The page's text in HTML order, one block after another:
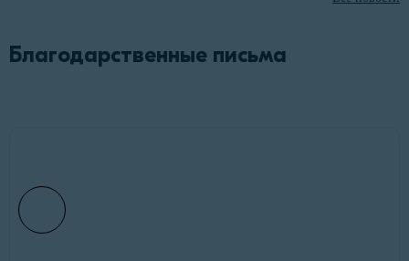
Благодарственные письма